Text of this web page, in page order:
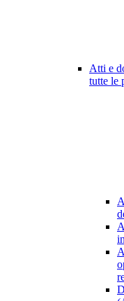
Atti e
tutte le